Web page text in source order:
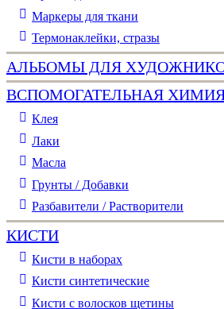
Маркеры для ткани
Термонаклейки, стразы
АЛЬБОМЫ ДЛЯ
ВСПОМОГАТЕЛЬНАЯ
Клея
Лаки
Масла
Грунты / Добавки
Разбавители / Растворители
КИСТИ
Кисти в наборах
Кисти синтетические
Кисти с волосков щетины